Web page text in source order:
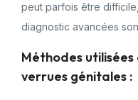
peut parfois être
diagnostic avancées
Méthodes
verrues génitales :